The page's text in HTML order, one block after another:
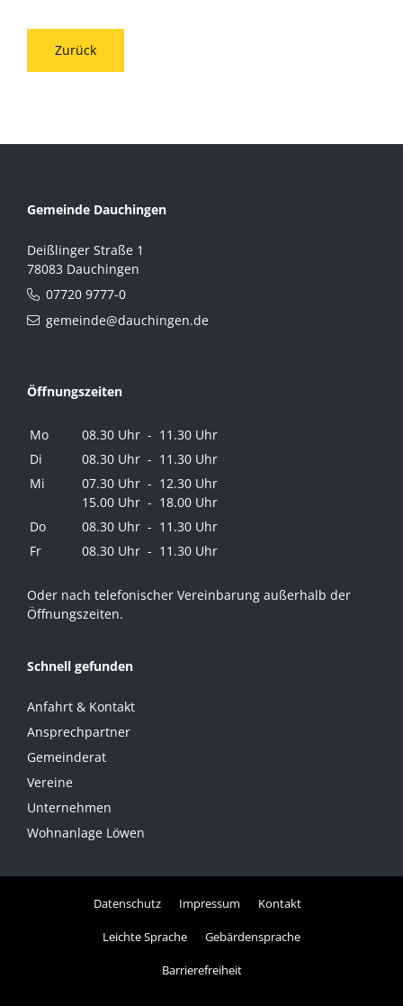
Zurück
Gemeinde Dauchingen
Deißlinger Straße 1
78083 Dauchingen
07720 9777-0
gemeinde@dauchingen.de
Öffnungszeiten
Mo
08.30 Uhr - 11.30 Uhr
Di
08.30 Uhr - 11.30 Uhr
Mi
07.30 Uhr - 12.30 Uhr
15.00 Uhr - 18.00 Uhr
Do
08.30 Uhr - 11.30 Uhr
Fr
08.30 Uhr - 11.30 Uhr
Oder nach telefonischer Vereinbarung außerhalb der
Öffnungszeiten.
Schnell gefunden
Anfahrt & Kontakt
Ansprechpartner
Gemeinderat
Vereine
Unternehmen
Wohnanlage Löwen
Datenschutz Impressum Kontakt
Leichte Sprache Gebärdensprache
Barrierefreiheit